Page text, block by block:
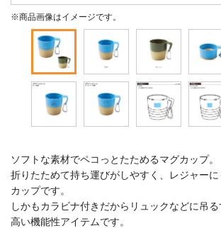
※商品画像はイメージです。
ソフトな素材でペコっとたためるマグカップ。
折りたためて持ち運びがしやすく、レジャー
カップです。
しかもカラビナ付きだからリュックなどに吊
高い機能性アイテムです。